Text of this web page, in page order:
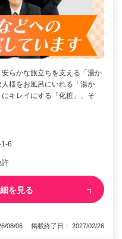
らかな旅立ちを支える「湯か
様をお風呂にいれる「湯か
キレイにする「化粧」、そ
6
許
を見る
08/06 掲載終了日： 2027/02/26